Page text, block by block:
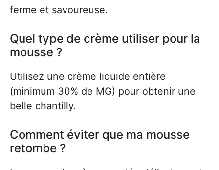
ferme et savoureuse.
Quel type de crème utiliser pour la
mousse ?
Utilisez une crème liquide entière
(minimum 30% de MG) pour obtenir une
belle chantilly.
Comment éviter que ma mousse
retombe ?